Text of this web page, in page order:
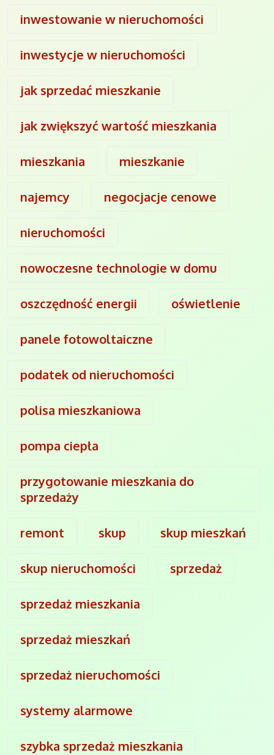
inwestowanie w nieruchomości
inwestycje w nieruchomości
jak sprzedać mieszkanie
jak zwiększyć wartość mieszkania
mieszkania mieszkanie
najemcy negocjacje cenowe
nieruchomości
nowoczesne technologie w domu
oszczędność energii oświetlenie
panele fotowoltaiczne
podatek od nieruchomości
polisa mieszkaniowa
pompa ciepła
przygotowanie mieszkania do
sprzedaży
remont skup skup mieszkań
skup nieruchomości sprzedaż
sprzedaż mieszkania
sprzedaż mieszkań
sprzedaż nieruchomości
systemy alarmowe
szybka sprzedaż mieszkania